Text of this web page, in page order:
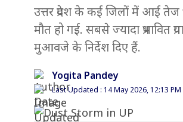
उत्तर प्रदेश के कई जिलों में आई
मौत हो गई. सबसे ज्यादा प्रभावित
मुआवजे के निर्देश दिए हैं.
Yogita Pandey
Last Updated : 14 May 2026, 12:13 PM